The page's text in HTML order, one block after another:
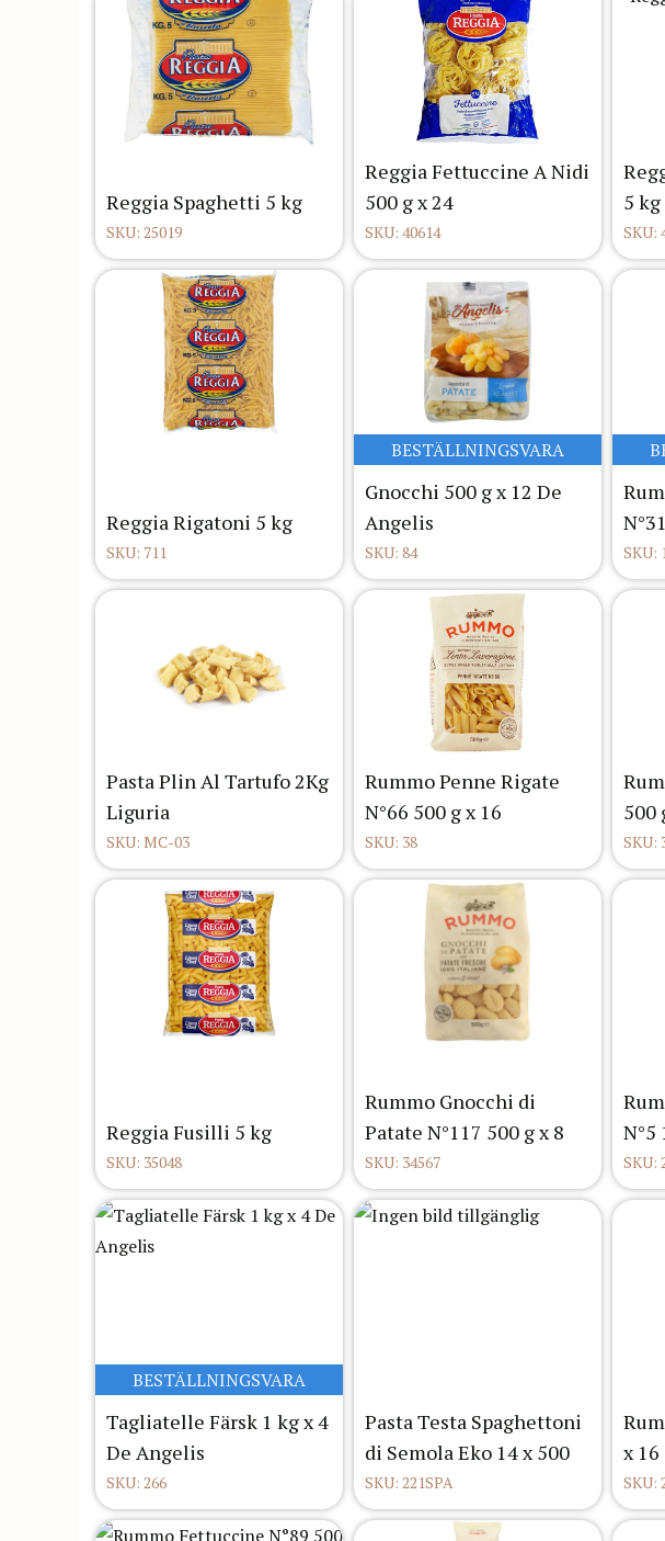
Reggia Spaghetti 5 kg
SKU: 25019
Reggia Fettuccine A Nidi
500 g x 24
SKU: 40614
5 kg
SKU:
Reggia Rigatoni 5 kg
SKU: 711
BESTÄLLNINGSVARA
Gnocchi 500 g x 12 De
Angelis
SKU: 84 SKU:
Pasta Plin Al Tartufo 2Kg
Liguria
SKU: MC-03
Rummo Penne Rigate
N°66 500 g x 16
SKU: 38
500
SKU:
Reggia Fusilli 5 kg
SKU: 35048
Rummo Gnocchi di
Patate N°117 500 g x 8
SKU: 34567
N°5
SKU:
BESTÄLLNINGSVARA
Tagliatelle Färsk 1 kg x 4
De Angelis
SKU: 266
Pasta Testa Spaghettoni
di Semola Eko 14 x 500
SKU: 221SPA
x 16
SKU: